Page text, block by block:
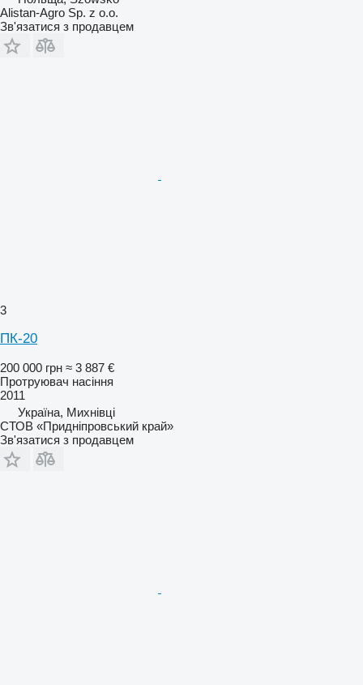
Alistan-Agro Sp. z o.o.
Зв'язатися з продавцем
3
ПК-20
200 000 грн ≈ 3 887 €
Протруювач насіння
2011
Україна, Михнівці
СТОВ «Придніпровський край»
Зв'язатися з продавцем